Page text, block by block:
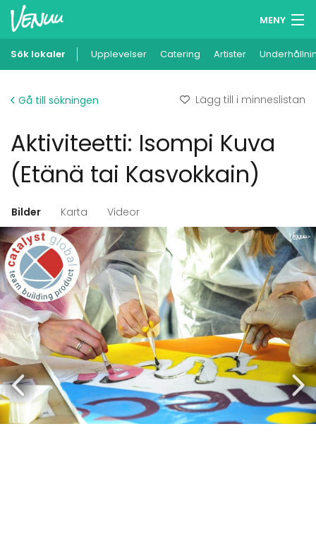
MENY
Minneslista
Lägg till din lokal
Sök lokaler Upplevelser Catering Artister
Gå till sökningen Lägg till i minneslistan
Aktiviteetti: Isompi Kuva
(Etänä tai Kasvokkain)
Bilder Karta Videor